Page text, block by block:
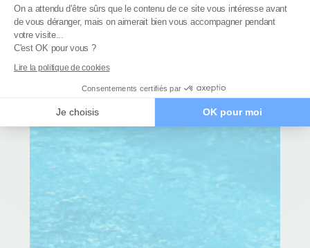
Plateforme de Gestion du
On a attendu d'être sûrs que le contenu de ce site vous intéresse avant
de vous déranger, mais on aimerait bien vous accompagner pendant
votre visite...
C'est OK pour vous ?
Lire la politique de cookies
Consentements certifiés par
Je choisis OK pour moi
Axeptio consent